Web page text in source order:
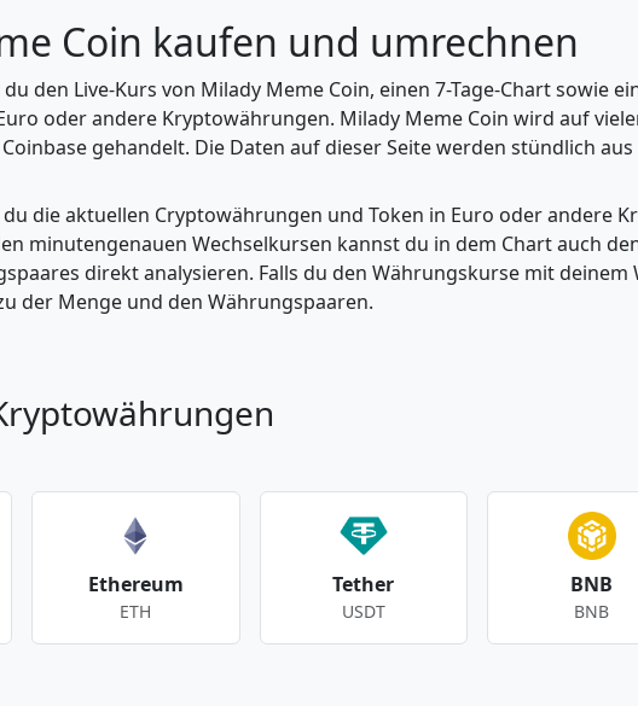
Coin kaufen und umrechnen
den Live-Kurs von Milady Meme Coin, einen 7-Tage-Chart sowie
oder andere Kryptowährungen. Milady Meme Coin wird auf
gehandelt. Die Daten auf dieser Seite werden stündlich
die aktuellen Cryptowährungen und Token in Euro oder andere
minutengenauen Wechselkursen kannst du in dem Chart auch
direkt analysieren. Falls du den Währungskurse mit
der Menge und den Währungspaaren.
Ethereum
ETH
Tether
USDT
BNB
BNB